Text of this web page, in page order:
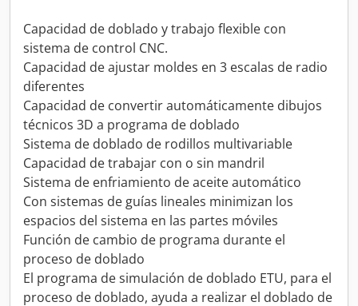
Capacidad de doblado y trabajo flexible con
sistema de control CNC.
Capacidad de ajustar moldes en 3 escalas de radio
diferentes
Capacidad de convertir automáticamente dibujos
técnicos 3D a programa de doblado
Sistema de doblado de rodillos multivariable
Capacidad de trabajar con o sin mandril
Sistema de enfriamiento de aceite automático
Con sistemas de guías lineales minimizan los
espacios del sistema en las partes móviles
Función de cambio de programa durante el
proceso de doblado
El programa de simulación de doblado ETU, para el
proceso de doblado, ayuda a realizar el doblado de